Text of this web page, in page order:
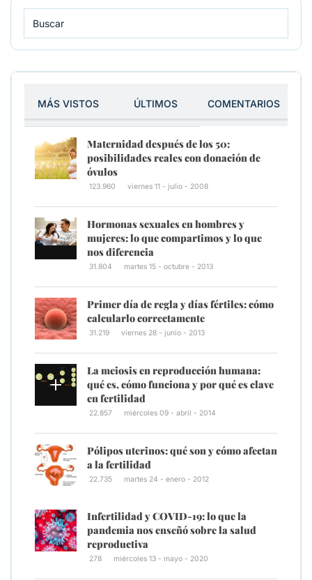
MÁS VISTOS ÚLTIMOS COMENTARIOS
Maternidad después de los 50:
posibilidades reales con donación de
óvulos
123.960 viernes 11 - julio - 2008
Hormonas sexuales en hombres y
mujeres: lo que compartimos y lo que
nos diferencia
31.804 martes 15 - octubre - 2013
Primer día de regla y días fértiles: cómo
calcularlo correctamente
31.219 viernes 28 - junio - 2013
La meiosis en reproducción humana:
qué es, cómo funciona y por qué es clave
en fertilidad
22.857 miércoles 09 - abril - 2014
Pólipos uterinos: qué son y cómo afectan
a la fertilidad
22.735 martes 24 - enero - 2012
Infertilidad y COVID-19: lo que la
pandemia nos enseñó sobre la salud
reproductiva
278 miércoles 13 - mayo - 2020